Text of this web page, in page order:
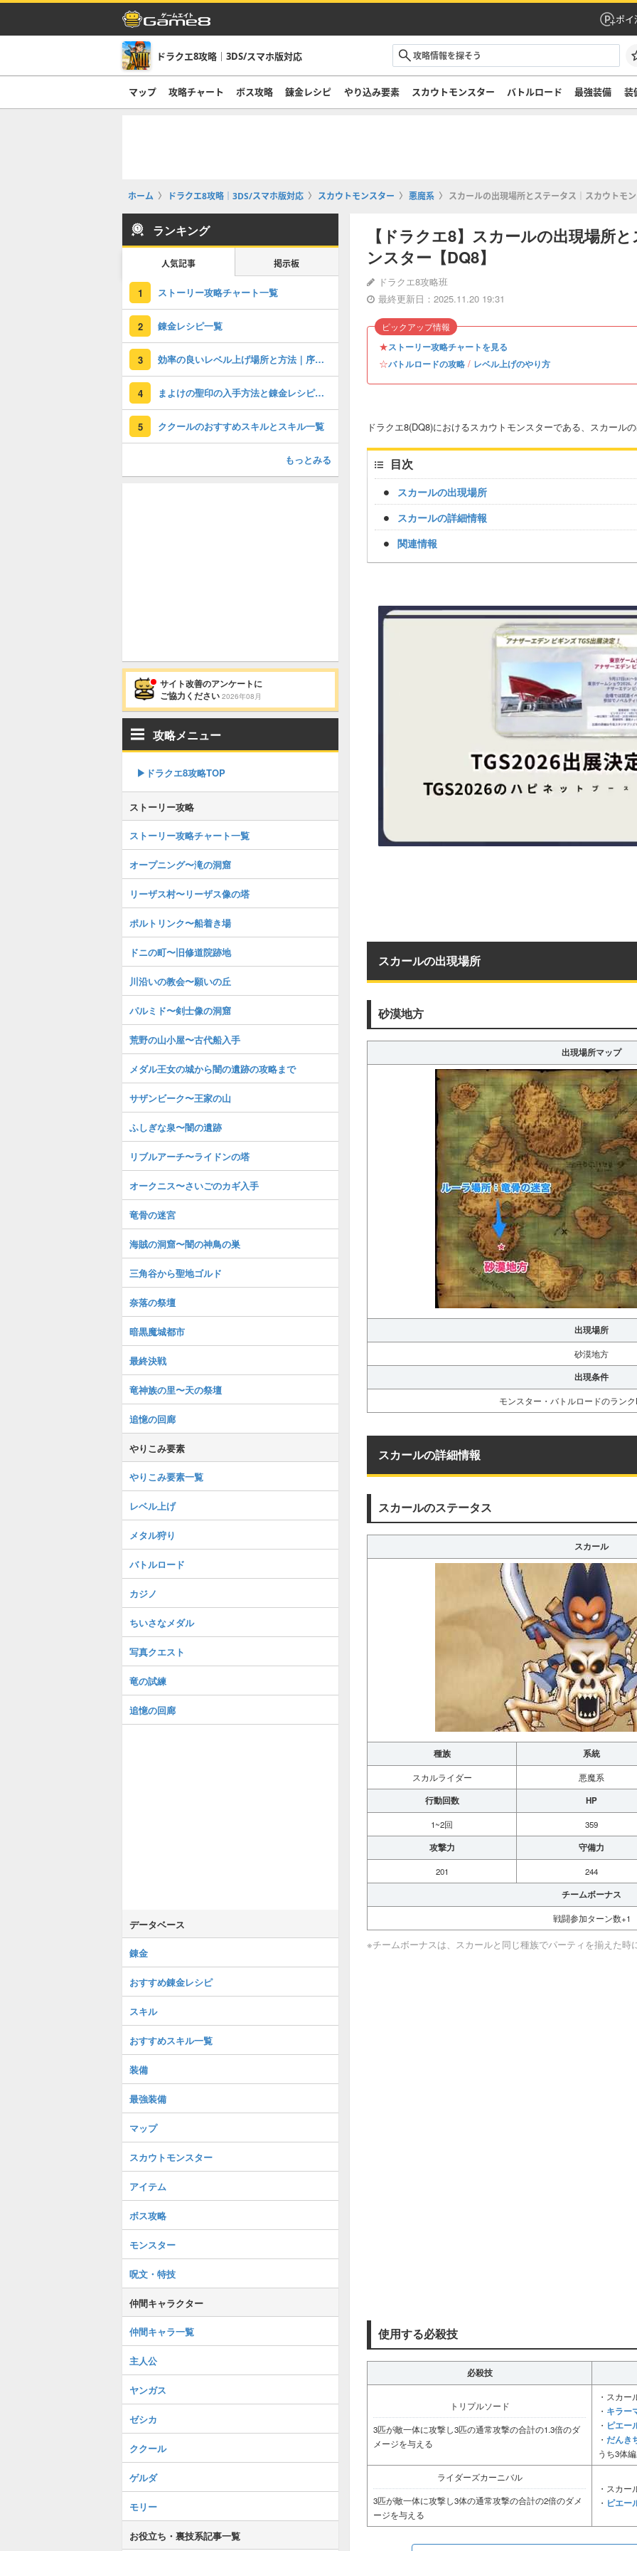
ポイ
ドラクエ8攻略｜3DS/スマホ版対応
マップ 攻略チャート ボス攻略 錬金レシピ やり込み要素 スカウトモンスター バトルロード 最強装備 装
ホーム ドラクエ8攻略｜3DS/スマホ版対応 スカウトモンスター 悪魔系 スカールの出現場所とステータス｜スカウトモン
【ドラクエ8】スカールの出現場所
ンスター【DQ8】
ドラクエ8攻略班
最終更新日：2025.11.20 19:31
★ストーリー攻略チャートを見る
☆バトルロードの攻略 / レベル上げのやり方
ピックアップ情報
ドラクエ8(DQ8)におけるスカウトモンスターである、スカール
目次
スカールの出現場所
スカールの詳細情報
関連情報
スカールの出現場所
砂漠地方
出現場所マップ
出現場所
砂漠地方
出現条件
モンスター・バトルロードのラン
スカールの詳細情報
スカールのステータス
スカール
種族 系統
スカルライダー 悪魔系
行動回数 HP
1~2回 359
攻撃力 守備力
201 244
チームボーナス
戦闘参加ターン数+1
※チームボーナスは、スカールと同じ種族でパーティを揃えた時
使用する必殺技
必殺技
トリプルソード
3匹が敵一体に攻撃し3匹の通常攻撃の合計の1.3倍のダ
メージを与える
・スカー
・ キラー
・ ピエー
・ だんき
うち3体
ライダーズカーニバル
3匹が敵一体に攻撃し3体の通常攻撃の合計の2倍のダメ
ージを与える
・スカー
・ ピエー
ランキング
人気記事 掲示板
1 ストーリー攻略チャート一覧
2 錬金レシピ一覧
3 効率の良いレベル上げ場所と方法｜序盤・中盤・終盤・クリア後対応
4 まよけの聖印の入手方法と錬金レシピ｜装備
5 ククールのおすすめスキルとスキル一覧
もっとみる
サイト改善のアンケートに
ご協力ください 2026年08月
攻略メニュー
▶︎ドラクエ8攻略TOP
ストーリー攻略
ストーリー攻略チャート一覧
オープニング〜滝の洞窟
リーザス村〜リーザス像の塔
ポルトリンク〜船着き場
ドニの町〜旧修道院跡地
川沿いの教会〜願いの丘
パルミド〜剣士像の洞窟
荒野の山小屋〜古代船入手
メダル王女の城から闇の遺跡の攻略まで
サザンビーク〜王家の山
ふしぎな泉〜闇の遺跡
リブルアーチ〜ライドンの塔
オークニス〜さいごのカギ入手
竜骨の迷宮
海賊の洞窟〜闇の神鳥の巣
三角谷から聖地ゴルド
奈落の祭壇
暗黒魔城都市
最終決戦
竜神族の里〜天の祭壇
追憶の回廊
やりこみ要素
やりこみ要素一覧
レベル上げ
メタル狩り
バトルロード
カジノ
ちいさなメダル
写真クエスト
竜の試練
追憶の回廊
データベース
錬金
おすすめ錬金レシピ
スキル
おすすめスキル一覧
装備
最強装備
マップ
スカウトモンスター
アイテム
ボス攻略
モンスター
呪文・特技
仲間キャラクター
仲間キャラ一覧
主人公
ヤンガス
ゼシカ
ククール
ゲルダ
モリー
お役立ち・裏技系記事一覧